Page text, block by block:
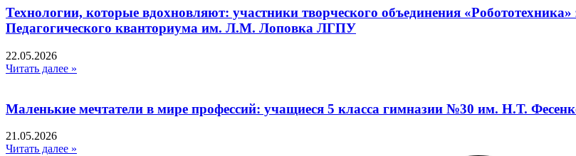
Технологии, которые вдохновляют: участники творческого объединения
Педагогического кванториума им. Л.М. Лоповка ЛГПУ
22.05.2026
Читать далее »
Маленькие мечтатели в мире профессий: учащиеся 5 класса гимназии №30 им. Н.Т.
21.05.2026
Читать далее »